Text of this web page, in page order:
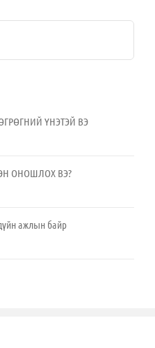
ҮНЭТЭЙ ВЭ
ОНОШЛОХ ВЭ?
ажлын байр